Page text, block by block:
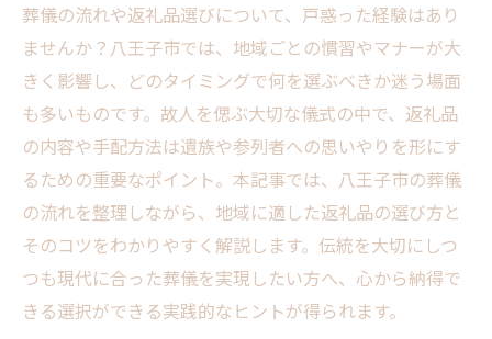
葬儀の流れや返礼品選びについて、戸惑った経験はあり
ませんか？八王子市では、地域ごとの慣習やマナーが大
きく影響し、どのタイミングで何を選ぶべきか迷う場面
も多いものです。故人を偲ぶ大切な儀式の中で、返礼品
の内容や手配方法は遺族や参列者への思いやりを形にす
るための重要なポイント。本記事では、八王子市の葬儀
の流れを整理しながら、地域に適した返礼品の選び方と
そのコツをわかりやすく解説します。伝統を大切にしつ
つも現代に合った葬儀を実現したい方へ、心から納得で
きる選択ができる実践的なヒントが得られます。